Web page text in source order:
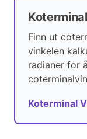
Finn ut
vinkelen
radianer for
Koterminal